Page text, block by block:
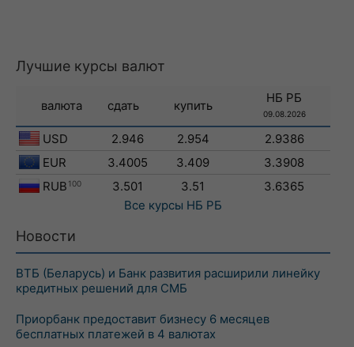
Лучшие курсы валют
валюта сдать купить
НБ РБ
09.08.2026
USD 2.946 2.954
2.9386
EUR
3.4005 3.409
3.3908
RUB 100 3.501 3.51
3.6365
Все курсы НБ РБ
Новости
ВТБ (Беларусь) и Банк развития расширили линейку
кредитных решений для СМБ
Приорбанк предоставит бизнесу 6 месяцев
бесплатных платежей в 4 валютах